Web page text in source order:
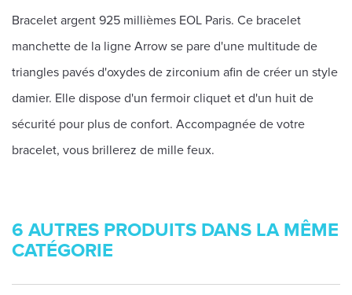
Bracelet argent 925 millièmes EOL Paris. Ce bracelet
manchette de la ligne Arrow se pare d'une multitude de
triangles pavés d'oxydes de zirconium afin de créer un style
damier. Elle dispose d'un fermoir cliquet et d'un huit de
sécurité pour plus de confort. Accompagnée de votre
bracelet, vous brillerez de mille feux.
6 AUTRES PRODUITS DANS LA MÊME
CATÉGORIE